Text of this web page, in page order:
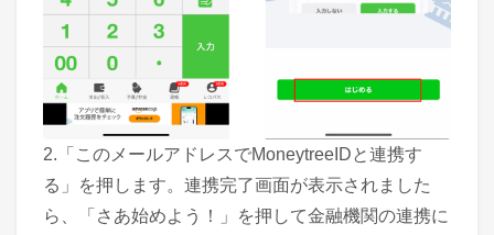
2.「このメールアドレスでMoneytreeIDと連携す
る」を押します。連携完了画面が表示されました
ら、「さあ始めよう！」を押して金融機関の連携に